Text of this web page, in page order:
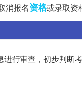
消报名资格或录取资
进行审查，初步判断